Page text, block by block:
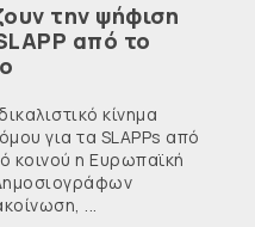
την ψήφιση
από το
κίνημα
για τα SLAPPs από
κοινού η Ευρωπαϊκή
...